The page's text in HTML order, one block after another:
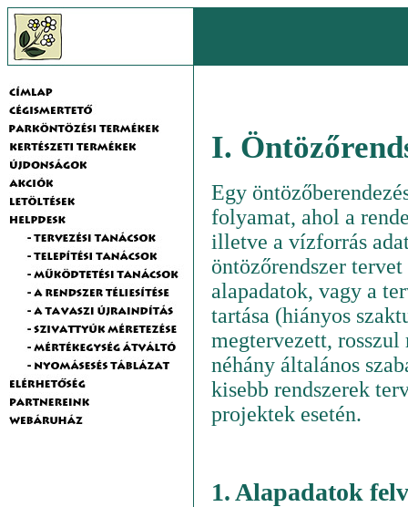
I.
Egy
folyamat, ahol a
illetve a vízforrás
öntözőrendszer
alapadatok, vagy a
tartása (hiányos
megtervezett,
néhány általános
kisebb rendszerek
projektek esetén.
1. Alapadatok